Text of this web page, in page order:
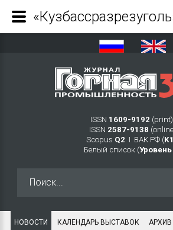
ISSN 1609-9192 (print)
ISSN 2587-9138
Scopus Q2 Ι ВАК РФ (K1
Белый список (Уровень
НОВОСТИ КАЛЕНДАРЬ ВЫСТАВОК